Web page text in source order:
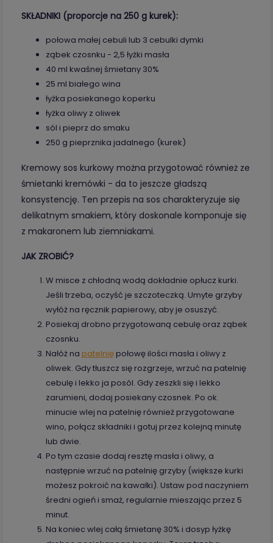
SKŁADNIKI (proporcje na 250 g kurek):
połowa małej cebuli lub 3 cebulki dymki
ząbek czosnku - 2,5 łyżki masła
40 ml kwaśnej śmietany 30%
25 ml białego wina
łyżka posiekanego koperku
łyżka oliwy z oliwek
sól i pieprz do smaku
250 g pieprznika jadalnego (kurek)
Kremowy sos kurkowy można przygotować również ze
śmietanki kremówki - da to jeszcze gładszą
konsystencję. Ten przepis na sos charakteryzuje się
delikatnym smakiem, który doskonale komponuje się
z makaronem lub ziemniakami.
JAK ZROBIĆ?
W misce z chłodną wodą dokładnie opłucz kurki.
Jeśli trzeba, oczyść je szczoteczką. Umyte grzyby
wyłóż na ręcznik papierowy, aby je osuszyć.
Posiekaj drobno przygotowaną cebulę oraz ząbek
czosnku.
Nałóż na patelnię połowę ilości masła i oliwy z
oliwek. Gdy tłuszcz się rozgrzeje, wrzuć na patelnię
cebulę i lekko ja posól. Gdy zeszkli się i lekko
zarumieni, dodaj posiekany czosnek. Po ok.
minucie wlej na patelnię również przygotowane
wino, połącz składniki i gotuj przez kolejną minutę
lub dwie.
Po tym czasie dodaj resztę masła i oliwy, a
następnie wrzuć na patelnię grzyby (większe kurki
możesz pokroić na kawałki). Ustaw pod naczyniem
średni ogień i smaż, regularnie mieszając przez 5
minut.
Na koniec wlej całą śmietanę 30% i dosyp łyżkę